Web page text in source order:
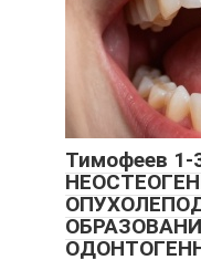
Тимофеев 1-